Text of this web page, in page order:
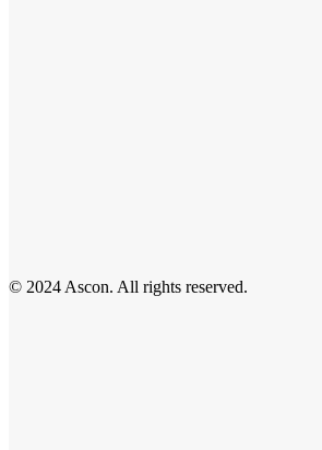
© 2024 Ascon. All rights reserved.